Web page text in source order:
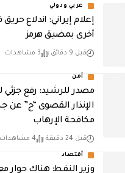
عربي ودولي
إعلام إيراني: اندلاع
أخرى بمضيق هرمز
قبل 9 دقائق 3 مشاهدات
أمن
مصدر للرشيد: رفع جزئي
الإنذار القصوى “ج” عن
مكافحة الإرهاب
قبل 24 دقيقة 4 مشاهدات
أقتصاد
وزير النفط: هناك حوار